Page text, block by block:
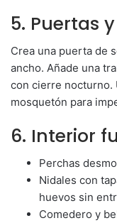
5. Puertas
Crea una puerta de
ancho. Añade una
con cierre nocturno.
mosquetón para
6. Interior
Perchas
Nidales con
huevos sin
Comedero y